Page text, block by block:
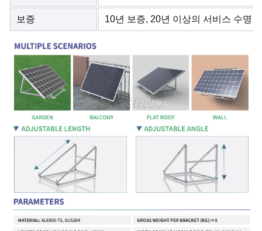
보증 10년 보증, 20년 이상의 서비스 수명